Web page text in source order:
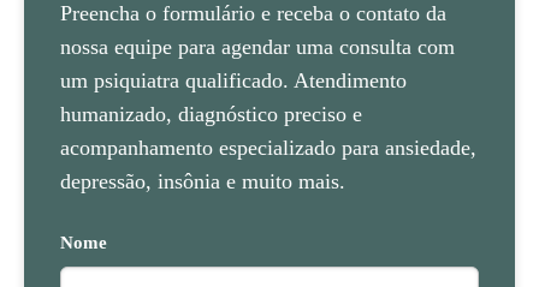
Preencha o formulário e receba o contato da
nossa equipe para agendar uma consulta com
um psiquiatra qualificado. Atendimento
humanizado, diagnóstico preciso e
acompanhamento especializado para ansiedade,
depressão, insônia e muito mais.
Nome